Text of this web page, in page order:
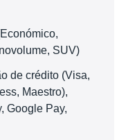
SUV)
de crédito (Visa,
Maestro),
Google Pay,